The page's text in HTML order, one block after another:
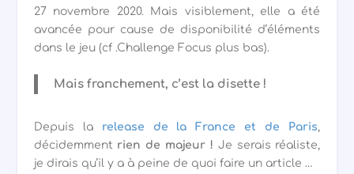
27 novembre 2020. Mais visiblement, elle a été
avancée pour cause de disponibilité d’éléments
dans le jeu (cf .Challenge Focus plus bas).
Mais franchement, c’est la disette !
Depuis la release de la France et de Paris,
décidemment rien de majeur ! Je serais réaliste,
je dirais qu’il y a à peine de quoi faire un article …